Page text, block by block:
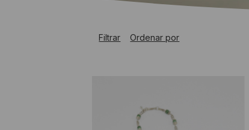
Filtrar Ordenar por